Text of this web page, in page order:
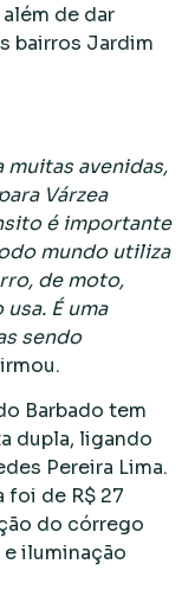
de dar
bairros Jardim
muitas avenidas,
Várzea
é importante
mundo utiliza
de moto,
É uma
sendo
Barbado tem
dupla, ligando
Pereira Lima.
foi de R$ 27
do córrego
iluminação